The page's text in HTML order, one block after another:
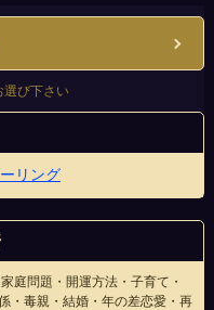
選び下さい
リング
庭問題・開運方法・子育て・
・毒親・結婚・年の差恋愛・再